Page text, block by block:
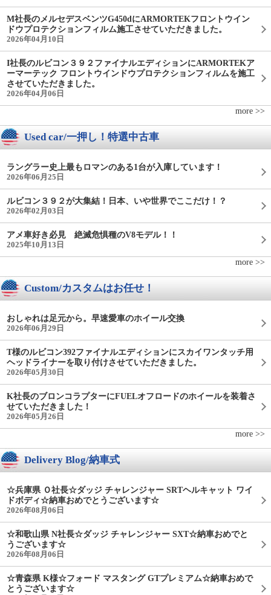
M社長のメルセデスベンツG450dにARMORTEKフロントウイン
ドウプロテクションフィルム施工させていただきました。
2026年04月10日
I社長のルビコン３９２ファイナルエディションにARMORTEKア
ーマーテック フロントウインドウプロテクションフィルムを施工
させていただきました。
2026年04月06日
more >>
Used car/一押し！特選中古車
ラングラー史上最もロマンのある1台が入庫しています！
2026年06月25日
ルビコン３９２が大集結！日本、いや世界でここだけ！？
2026年02月03日
アメ車好き必見 絶滅危惧種のV8モデル！！
2025年10月13日
more >>
Custom/カスタムはお任せ！
おしゃれは足元から。早速愛車のホイール交換
2026年06月29日
T様のルビコン392ファイナルエディションにスカイワンタッチ用
ヘッドライナーを取り付けさせていただきました。
2026年05月30日
K社長のブロンコラプターにFUELオフロードのホイールを装着さ
せていただきました！
2026年05月26日
more >>
Delivery Blog/納車式
☆兵庫県 Ｏ社長☆ダッジ チャレンジャー SRTヘルキャット ワイ
ドボディ☆納車おめでとうございます☆
2026年08月06日
☆和歌山県 N社長☆ダッジ チャレンジャー SXT☆納車おめでと
うございます☆
2026年08月06日
☆青森県 K様☆フォード マスタング GTプレミアム☆納車おめで
とうございます☆